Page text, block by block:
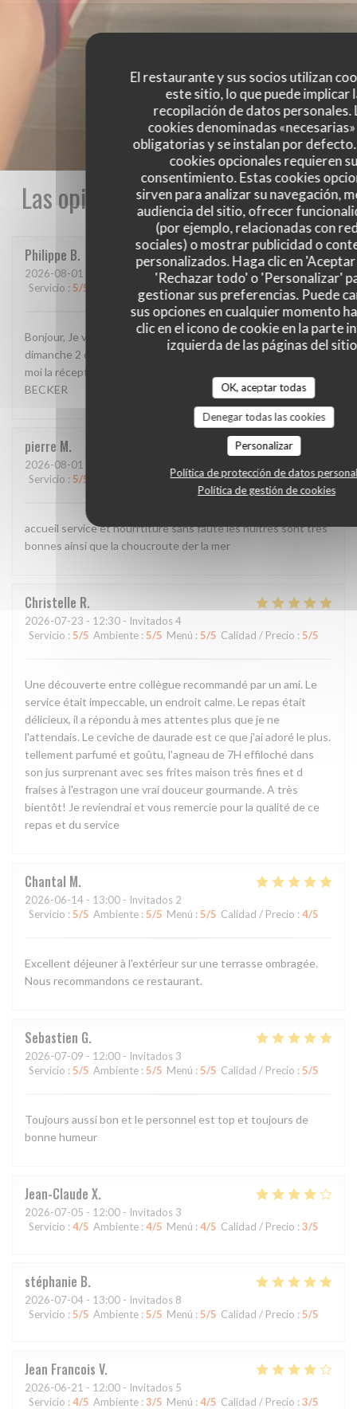
El restaurante y sus socios utilizan
este sitio, lo que puede implicar
recopilación de datos personales.
cookies denominadas
obligatorias y se instalan por
cookies opcionales requieren
consentimiento. Estas cookies
sirven para analizar su navegación,
audiencia del sitio, ofrecer
(por ejemplo, relacionadas con
sociales) o mostrar publicidad o
personalizados. Haga clic en
'Rechazar todo' o 'Personalizar'
gestionar sus preferencias. Puede
sus opciones en cualquier momento
clic en el icono de cookie en la parte
izquierda de las páginas del
OK, aceptar todas
Denegar todas las cookies
Personalizar
Política de protección de datos
Política de gestión de cookies
Las opiniones de nuestros clientes
Philippe B
2026-08-01
- 19:45 - Invitados 3
Servicio : 5/5 /5 Menú Calidad / Precio 4/5
Bonjour, Je vous ai envoyé un message sur google, je crois
dimanche 2 ou hier 3 août. L'avez-vous reçu et lu? Confirmez
moi la réception de mon message svp Bien cordialement, P.
BECKER
pierre M
2026-08-01
Servicio : 5/5 Menú:5/5 Calidad / Precio:5/5
accueil service et nourrtiture sans faute les huitres sont tres
bonnes ainsi que la choucroute der la mer
Christelle R
2026-07-23 - 12:30 - Invitados 4
Servicio : 5/5 Ambiente : 5/5 Menú : 5/5 Calidad / Precio :5/5
Une découverte entre collègue recommandé par un ami. Le
service était impeccable, un endroit calme. Le repas était
délicieux, il a répondu à mes attentes plus que je ne
l'attendais. Le ceviche de daurade est ce que j'ai adoré le plus.
tellement parfumé et goûtu, l'agneau de 7H effiloché dans
son jus surprenant avec ses frites maison très fines et d
fraises à l'estragon une vrai douceur gourmande. A très
bientôt! Je reviendrai et vous remercie pour la qualité de ce
repas et du service
Chantal M
2026-06-14 - 13:00 - Invitados 2
Servicio : 5/5 Ambiente : 5/5 Menú : 5/5 Calidad / Precio : 4/5
Excellent déjeuner à l'extérieur sur une terrasse ombragée.
Nous recommandons ce restaurant.
Sebastien G
2026-07-09 - 12:00 - Invitados 3
Servicio : 5/5 Ambiente : 5/5 Menú : 5/5 Calidad / Precio : 5/5
Toujours aussi bon et le personnel est top et toujours de
bonne humeur
Jean-Claude X
2026-07-05 - 12:00 - Invitados 3
Servicio : 4/5 Ambiente : 4/5 Menú : 4/5 Calidad / Precio : 3/5
stéphanie B
2026-07-04 - 13:00 - Invitados 8
Servicio : 5/5 Ambiente : 5/5 Menú : 5/5 Calidad / Precio : 5/5
Jean Francois V
2026-06-21 - 12:00 - Invitados 5
Servicio : 4/5 Ambiente : 3/5 Menú : 4/5 Calidad / Precio : 3/5